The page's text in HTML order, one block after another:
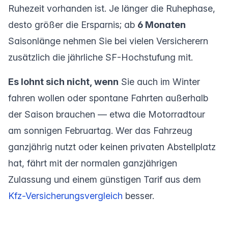
Ruhezeit vorhanden ist. Je länger die Ruhephase,
desto größer die Ersparnis; ab 6 Monaten
Saisonlänge nehmen Sie bei vielen Versicherern
zusätzlich die jährliche SF-Hochstufung mit.
Es lohnt sich nicht, wenn Sie auch im Winter
fahren wollen oder spontane Fahrten außerhalb
der Saison brauchen — etwa die Motorradtour
am sonnigen Februartag. Wer das Fahrzeug
ganzjährig nutzt oder keinen privaten Abstellplatz
hat, fährt mit der normalen ganzjährigen
Zulassung und einem günstigen Tarif aus dem
Kfz-Versicherungsvergleich besser.